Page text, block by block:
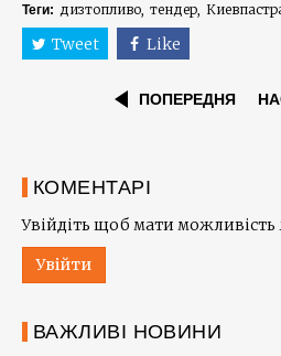
Теги: дизтопливо тендер
Tweet Like
ПОПЕРЕДНЯ
КОМЕНТАРІ
Увійдіть щоб мати
Увійти
ВАЖЛИВІ НОВИНИ